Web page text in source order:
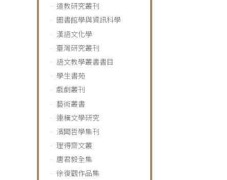
道教研究叢刊
圖書館學與資訊科學
漢語文化學
臺灣研究叢刊
語文教學叢書書目
學生書苑
戲劇叢刊
藝術叢書
連橫文學研究
濱聞哲學集刊
理得齋文叢
唐君毅全集
徐復觀作品集